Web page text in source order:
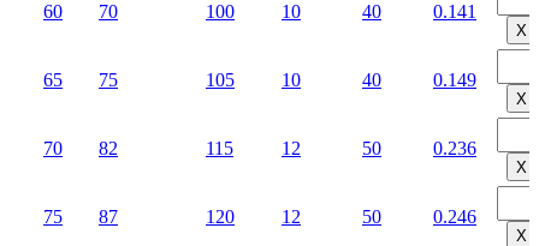
60 70 100 10 40 0.141
Х
65 75 105 10 40 0.149
Х
70 82 115 12 50 0.236
Х
75 87 120 12 50 0.246
Х